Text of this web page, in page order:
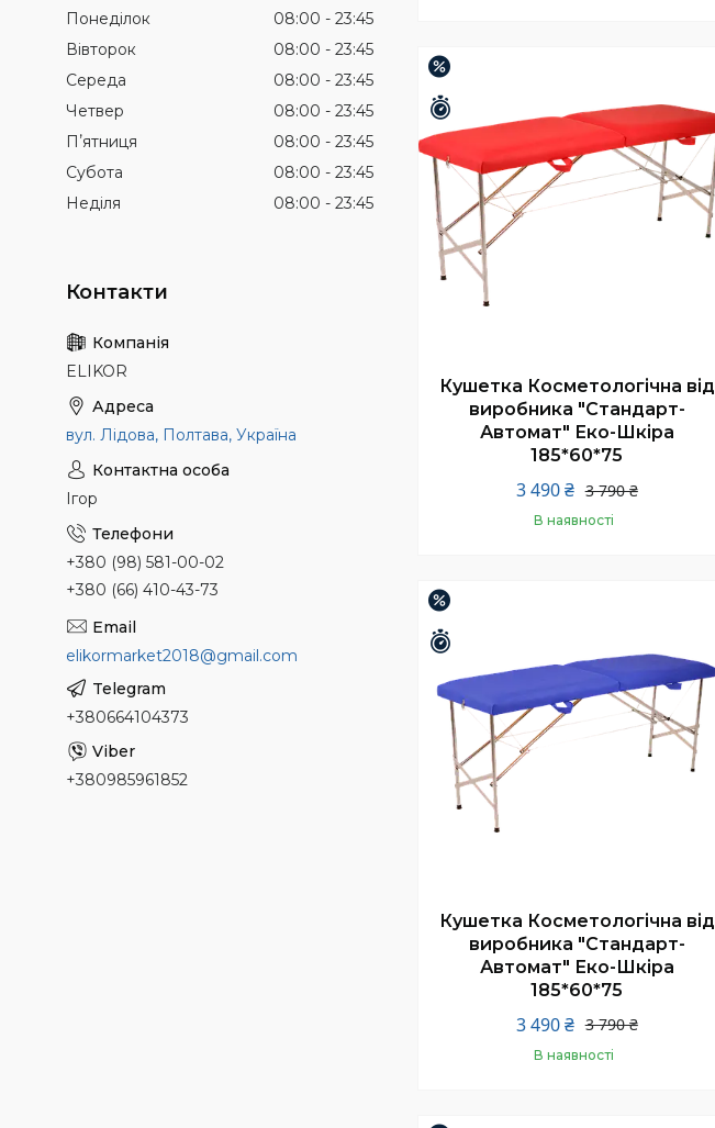
Залишилось 25 днів
Кушетка Косметологічна від
виробника "Стандарт-
Автомат" Еко-Шкіра
185*60*75
3 790 ₴
3 490 ₴
В наявності
Кушетка Косметологічна від
виробника "Стандарт-
Автомат" Еко-Шкіра
185*60*75
3 790 ₴
3 490 ₴
В наявності
Понеділок 08:00
23:45
Вівторок
08:00
23:45
Середа
08:00
23:45
Четвер
08:00
23:45
Пʼятниця
08:00
23:45
Субота
08:00
23:45
Неділя
08:00 23:45
ELIKOR
вул. Лідова, Полтава, Україна
Ігор
+380 (98) 581-00-02
+380 (66) 410-43-73
elikormarket2018@gmail.com
+380664104373
+380985961852